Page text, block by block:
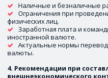
Наличные и безналичные
Ограничения при
физических лиц.
Заработная плата и
иностранной валюте.
Актуальные нормы
валюты.
4. Рекомендации при
внешнеэкономического